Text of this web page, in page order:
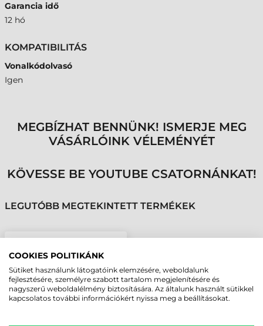
Garancia idő
12 hó
KOMPATIBILITÁS
Vonalkódolvasó
Igen
MEGBÍZHAT BENNÜNK! ISMERJE MEG
VÁSÁRLÓINK VÉLEMÉNYÉT
KÖVESSE BE YOUTUBE CSATORNÁNKAT!
LEGUTÓBB MEGTEKINTETT TERMÉKEK
232, 2M, EGYENES
COOKIES POLITIKÁNK
Sütiket használunk látogatóink elemzésére, weboldalunk
fejlesztésére, személyre szabott tartalom megjelenítésére és
nagyszerű weboldalélmény biztosítására. Az általunk használt sütikkel
kapcsolatos további információkért nyissa meg a beállításokat.